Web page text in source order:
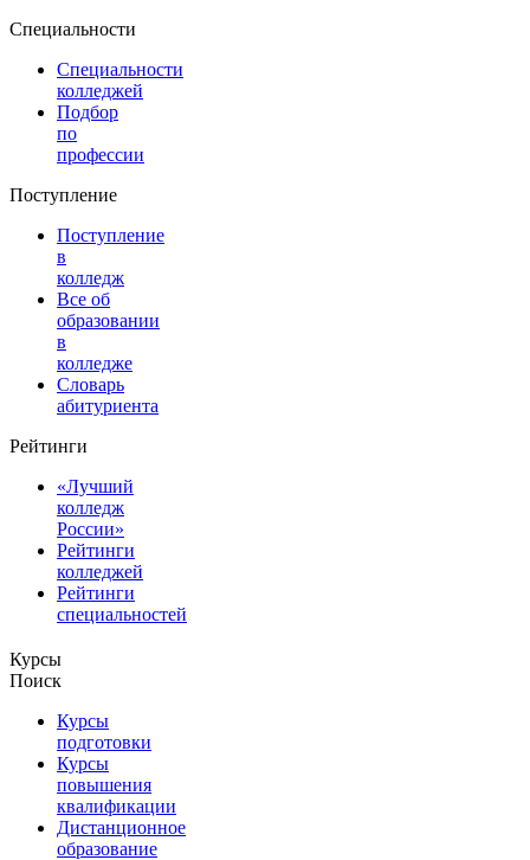
Специальности
Специальности
колледжей
Подбор
по
профессии
Поступление
Поступление
в
колледж
Все об
образовании
в
колледже
Словарь
абитуриента
Рейтинги
«Лучший
колледж
России»
Рейтинги
колледжей
Рейтинги
специальностей
Курсы
Поиск
Курсы
подготовки
Курсы
повышения
квалификации
Дистанционное
образование